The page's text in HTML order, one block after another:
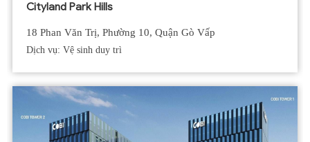
Cityland Park Hills
18 Phan Văn Trị, Phường 10, Quận Gò Vấp
Dịch vụ: Vệ sinh duy trì